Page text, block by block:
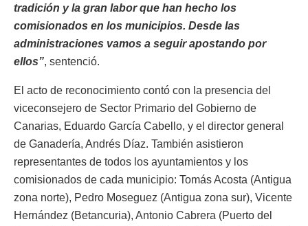
tradición y la gran labor que han hecho los
comisionados en los municipios. Desde las
administraciones vamos a seguir apostando por
ellos”, sentenció.
El acto de reconocimiento contó con la presencia del
viceconsejero de Sector Primario del Gobierno de
Canarias, Eduardo García Cabello, y el director general
de Ganadería, Andrés Díaz. También asistieron
representantes de todos los ayuntamientos y los
comisionados de cada municipio: Tomás Acosta (Antigua
zona norte), Pedro Moseguez (Antigua zona sur), Vicente
Hernández (Betancuria), Antonio Cabrera (Puerto del